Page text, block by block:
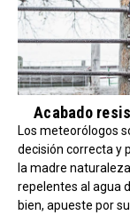
Acabado
Los meteorólogos
decisión correcta y
la madre
repelentes al agua
bien, apueste por